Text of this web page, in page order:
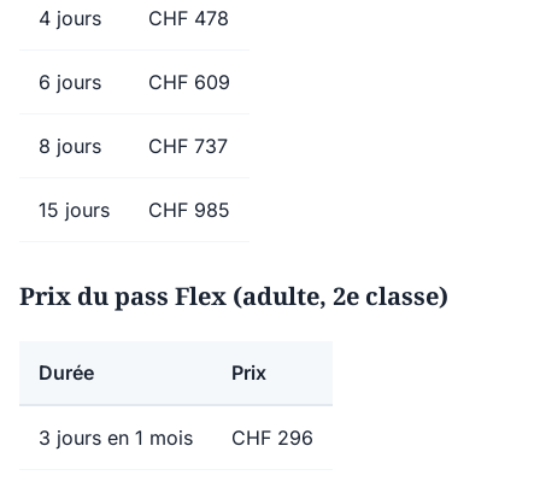
4 jours CHF 478
6 jours CHF 609
8 jours CHF 737
15 jours CHF 985
Prix du pass Flex (adulte, 2e classe)
Durée Prix
3 jours en 1 mois CHF 296